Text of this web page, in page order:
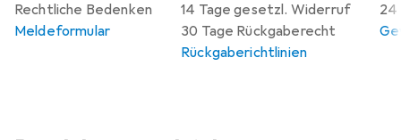
14 Tage gesetzl. Widerruf
30 Tage Rückgaberecht
Rückgaberichtlinien
24
Rechtliche Bedenken
Meldeformular